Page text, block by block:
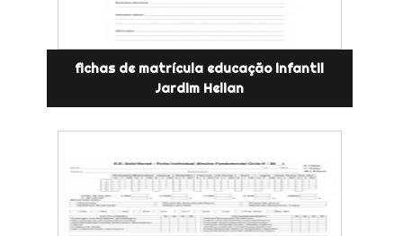
fichas de matrícula educação infantil
Jardim Helian